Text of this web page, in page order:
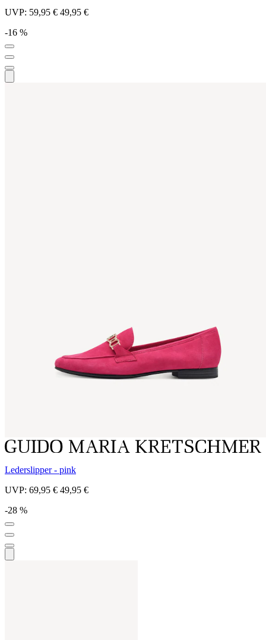
UVP: 59,95 € 49,95 €
-16 %
Lederslipper - pink
UVP: 69,95 € 49,95 €
-28 %